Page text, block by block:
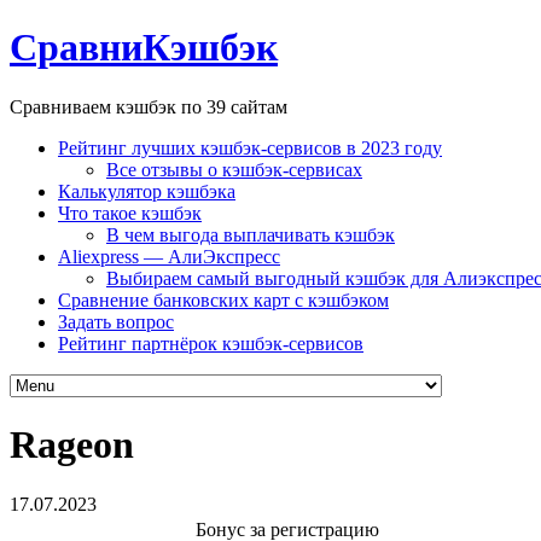
СравниКэшбэк
Сравниваем кэшбэк по 39 сайтам
Рейтинг лучших кэшбэк-сервисов в 2023 году
Все отзывы о кэшбэк-сервисах
Калькулятор кэшбэка
Что такое кэшбэк
В чем выгода выплачивать кэшбэк
Aliexpress — АлиЭкспресс
Выбираем самый выгодный кэшбэк для
Сравнение банковских карт с кэшбэком
Задать вопрос
Рейтинг партнёрок кэшбэк-сервисов
Rageon
17.07.2023
Бонус за регистрацию